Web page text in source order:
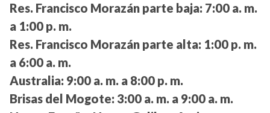
Res. Francisco Morazán parte baja: 7:00 a. m.
a 1:00 p. m.
Res. Francisco Morazán parte alta: 1:00 p. m.
a 6:00 a. m.
Australia: 9:00 a. m. a 8:00 p. m.
Brisas del Mogote: 3:00 a. m. a 9:00 a. m.